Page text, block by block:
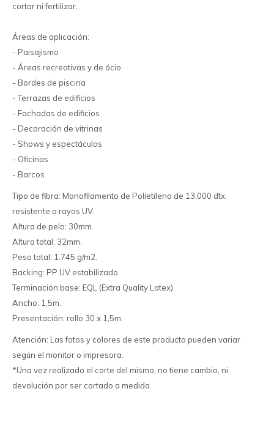
cortar ni fertilizar.
Áreas de aplicación:
- Paisajismo
- Áreas recreativas y de ócio
- Bordes de piscina
- Terrazas de edificios
- Fachadas de edificios
- Decoración de vitrinas
- Shows y espectáculos
- Oficinas
- Barcos
Tipo de fibra: Monofilamento de Polietileno de 13.000 dtx,
resistente a rayos UV.
Altura de pelo: 30mm.
Altura total: 32mm.
Peso total: 1.745 g/m2.
Backing: PP UV estabilizado.
Terminación base: EQL (Extra Quality Latex).
Ancho: 1,5m.
Presentación: rollo 30 x 1,5m.
Atención: Las fotos y colores de este producto pueden variar
según el monitor o impresora.
*Una vez realizado el corte del mismo, no tiene cambio, ni
devolución por ser cortado a medida.